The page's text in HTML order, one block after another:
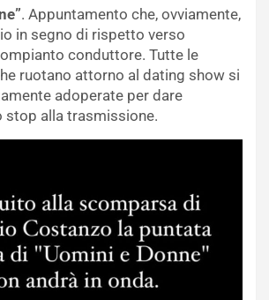
. Appuntamento che, ovviamente,
in segno di rispetto verso
conduttore. Tutte le
ruotano attorno al dating show si
adoperate per dare
stop alla trasmissione.